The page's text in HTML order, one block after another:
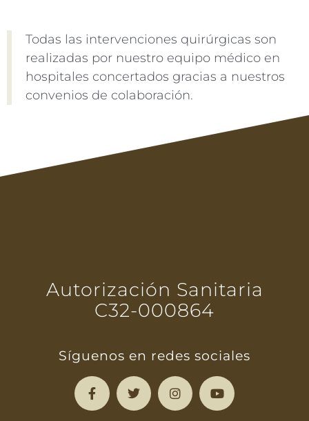
Todas las intervenciones quirúrgicas son
realizadas por nuestro equipo médico en
hospitales concertados gracias a nuestros
convenios de colaboración.
Autorización Sanitaria
C32-000864
Síguenos en redes sociales